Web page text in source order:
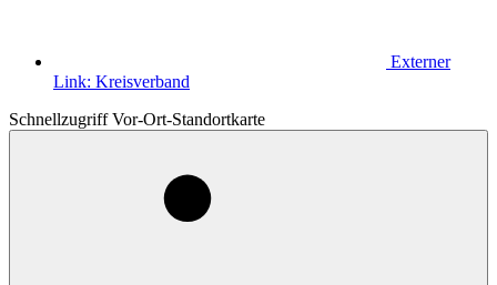
Externer
Link: Kreisverband
Schnellzugriff Vor-Ort-Standortkarte